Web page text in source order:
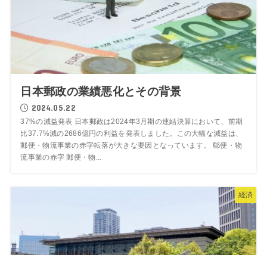
日本郵政の業績悪化とその背景
2024.05.22
37%の減益発表 日本郵政は2024年3月期の連結決算において、前期
比37.7%減の2686億円の利益を発表しました。この大幅な減益は、
郵便・物流事業の赤字転落が大きな要因となっています。 郵便・物
流事業の赤字 郵便・物...
経済